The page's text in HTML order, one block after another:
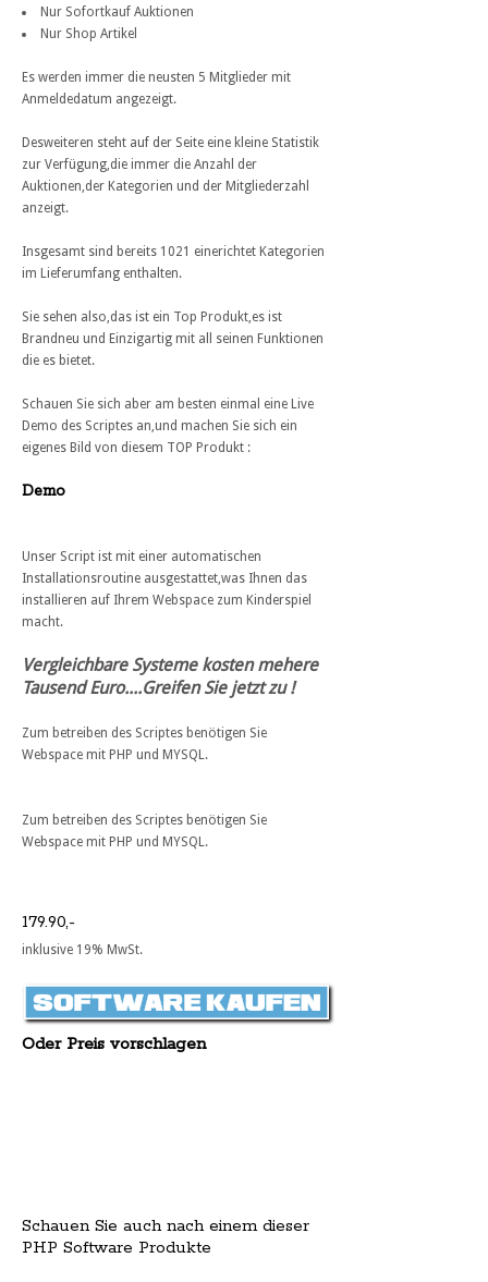
Nur Sofortkauf Auktionen
Nur Shop Artikel
Es werden immer die neusten 5 Mitglieder mit
Anmeldedatum angezeigt.
Desweiteren steht auf der Seite eine kleine Statistik
zur Verfügung,die immer die Anzahl der
Auktionen,der Kategorien und der Mitgliederzahl
anzeigt.
Insgesamt sind bereits 1021 einerichtet Kategorien
im Lieferumfang enthalten.
Sie sehen also,das ist ein Top Produkt,es ist
Brandneu und Einzigartig mit all seinen Funktionen
die es bietet.
Schauen Sie sich aber am besten einmal eine Live
Demo des Scriptes an,und machen Sie sich ein
eigenes Bild von diesem TOP Produkt :
Demo
Unser Script ist mit einer automatischen
Installationsroutine ausgestattet,was Ihnen das
installieren auf Ihrem Webspace zum Kinderspiel
macht.
Vergleichbare Systeme kosten mehere
Tausend Euro....Greifen Sie jetzt zu !
Zum betreiben des Scriptes benötigen Sie
Webspace mit PHP und MYSQL.
Zum betreiben des Scriptes benötigen Sie
Webspace mit PHP und MYSQL.
179.90,-
inklusive 19% MwSt.
Oder Preis vorschlagen
Schauen Sie auch nach einem dieser
PHP Software Produkte